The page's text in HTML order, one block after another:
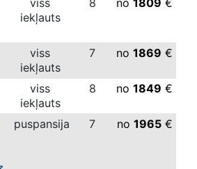
viss
iekļauts
8 no1809 €
viss
iekļauts
7 no1869 €
viss
iekļauts
8 no1849 €
puspansija 7 no1965 €